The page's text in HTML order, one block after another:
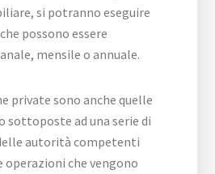
si potranno eseguire
possono essere
mensile o annuale.
private sono anche quelle
sottoposte ad una serie di
autorità competenti
operazioni che vengono